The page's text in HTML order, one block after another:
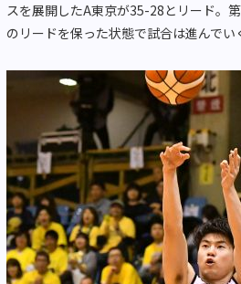
スを展開したA東京が35-28とリード。
のリードを保った状態で試合は進んでい